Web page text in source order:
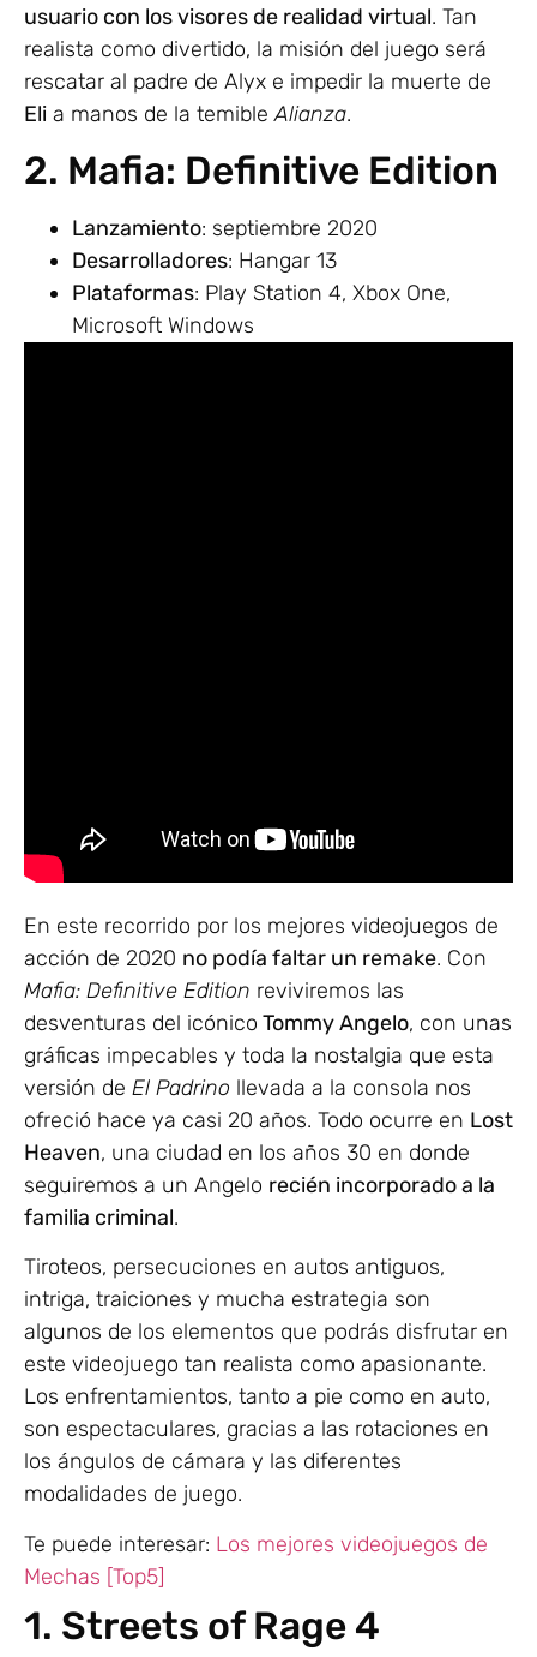
usuario con los visores de realidad virtual. Tan
realista como divertido, la misión del juego será
rescatar al padre de Alyx e impedir la muerte de
Eli a manos de la temibleAlianza.
2. Mafia: Definitive Edition
Lanzamiento: septiembre 2020
Desarrolladores: Hangar 13
Plataformas: Play Station 4, Xbox One,
Microsoft Windows
En este recorrido por los mejores videojuegos de
acción de 2020 no podía faltar un remake. Con
Mafia: Definitive Edition reviviremos las
desventuras del icónico Tommy Angelo, con unas
gráficas impecables y toda la nostalgia que esta
versión de El Padrino llevada a la consola nos
ofreció hace ya casi 20 años. Todo ocurre en Lost
Heaven, una ciudad en los años 30 en donde
seguiremos a un Angelo recién incorporado a la
familia criminal.
Tiroteos, persecuciones en autos antiguos,
intriga, traiciones y mucha estrategia son
algunos de los elementos que podrás disfrutar en
este videojuego tan realista como apasionante.
Los enfrentamientos, tanto a pie como en auto,
son espectaculares, gracias a las rotaciones en
los ángulos de cámara y las diferentes
modalidades de juego.
Te puede interesar: Los mejores videojuegos de
Mechas [Top5]
1. Streets of Rage 4